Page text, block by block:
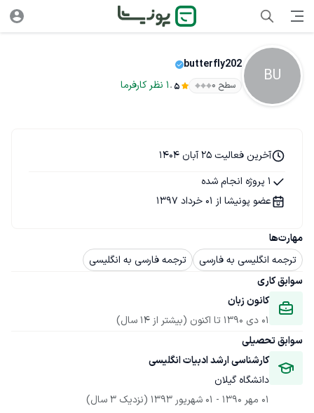
BU
butterfly202
سطح ۰ 5
.
1 نظر کارفرما
مهارت‌ها
ترجمه انگلیسی به فارسی
ترجمه فارسی به انگلیسی
سوابق کاری
کانون زبان
01 دی 1390
تا اکنون (بیشتر از 14 سال)
سوابق تحصیلی
کارشناسی ارشد ادبیات انگلیسی
دانشگاه گیلان
01 مهر 1390
- 01 شهریور 1393 (نزدیک 3 سال)
آخرین فعالیت 25 آبان 1404
1 پروژه انجام شده
عضو پونیشا از 01 خرداد 1397